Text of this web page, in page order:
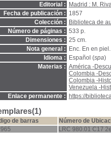
Editorial :
Madrid : M.
Fecha de publicación : 1857
Colección :
Biblioteca de
Número de páginas : 533 p.
Dimensiones : 25 cm.
Nota general :
Enc. En en piel.
Idioma :
Español (spa)
Materias : América -
Colombia -
Colombia -
Venezuela -
Enlace permanente :
https://
de barras
Número de
LRC 980.01 C17